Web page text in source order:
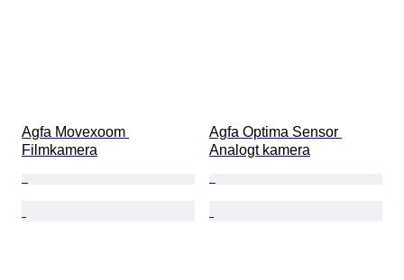
Agfa Movexoom
Filmkamera
Agfa Optima Sensor
Analogt kamera